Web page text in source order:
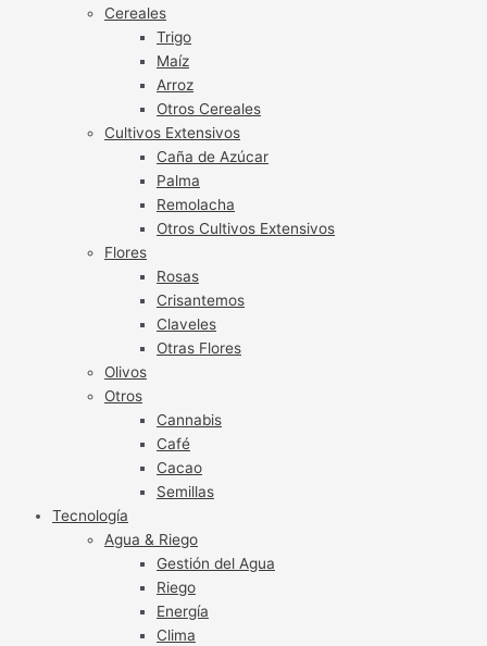
Cereales
Trigo
Maíz
Arroz
Otros Cereales
Cultivos Extensivos
Caña de Azúcar
Palma
Remolacha
Otros Cultivos Extensivos
Flores
Rosas
Crisantemos
Claveles
Otras Flores
Olivos
Otros
Cannabis
Café
Cacao
Semillas
Tecnología
Agua & Riego
Gestión del Agua
Riego
Energía
Clima